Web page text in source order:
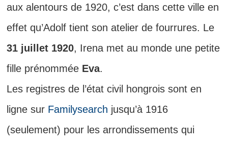
aux alentours de 1920, c’est dans cette ville en
effet qu’Adolf tient son atelier de fourrures. Le
31 juillet 1920, Irena met au monde une petite
fille prénommée Eva.
Les registres de l’état civil hongrois sont en
ligne sur Familysearch jusqu’à 1916
(seulement) pour les arrondissements qui